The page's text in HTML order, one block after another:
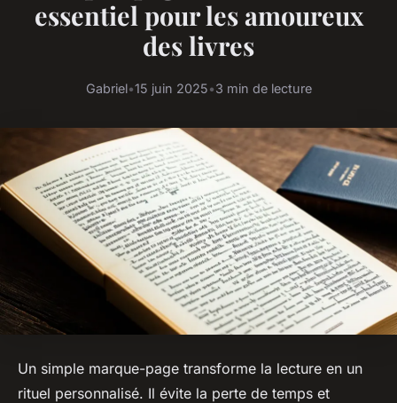
essentiel pour les amoureux
des livres
Gabriel•15 juin 2025•3 min de lecture
Un simple marque-page transforme la lecture en un
rituel personnalisé. Il évite la perte de temps et